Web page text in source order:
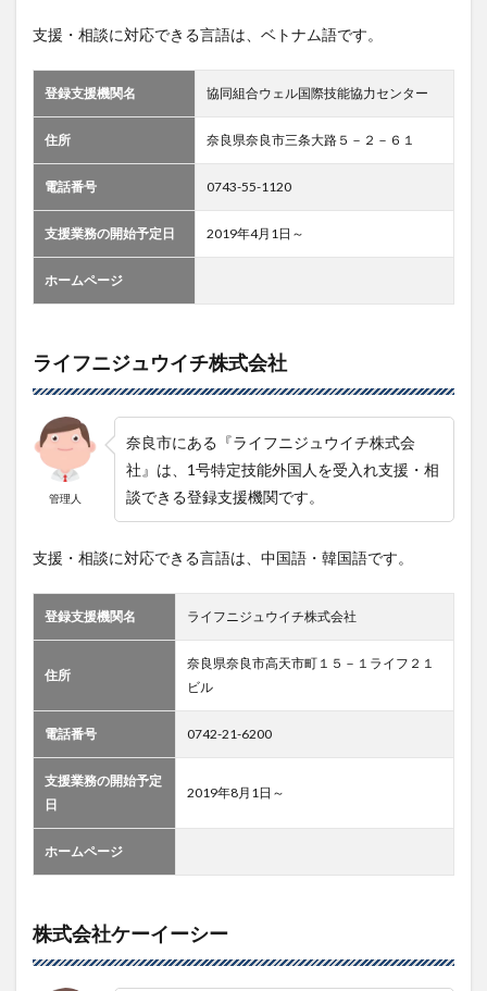
支援・相談に対応できる言語は、ベトナム語です。
登録支援機関名 協同組合ウェル国際技能協力センター
住所 奈良県奈良市三条大路５－２－６１
電話番号 0743-55-1120
支援業務の開始予定日 2019年4月1日～
ホームページ
ライフニジュウイチ株式会社
管理人
奈良市にある『ライフニジュウイチ株式会
社』は、1号特定技能外国人を受入れ支援・相
談できる登録支援機関です。
支援・相談に対応できる言語は、中国語・韓国語です。
登録支援機関名 ライフニジュウイチ株式会社
住所
奈良県奈良市高天市町１５－１ライフ２１
ビル
電話番号 0742-21-6200
支援業務の開始予定
日
2019年8月1日～
ホームページ
株式会社ケーイーシー